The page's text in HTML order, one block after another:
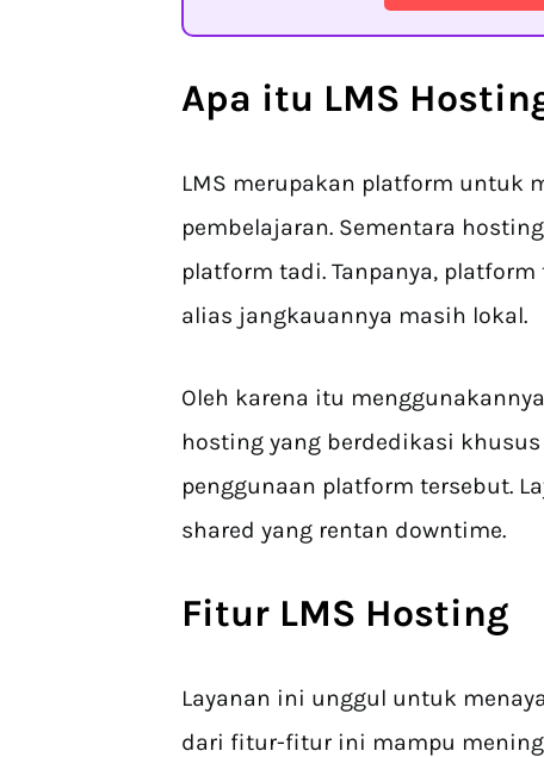
Apa itu LMS
LMS merupakan platform untuk
pembelajaran. Sementara
platform tadi. Tanpanya,
alias jangkauannya masih lokal.
Oleh karena itu
hosting yang berdedikasi
penggunaan platform tersebut.
shared yang rentan downtime.
Fitur LMS Hosting
Layanan ini unggul untuk
dari fitur-fitur ini mampu